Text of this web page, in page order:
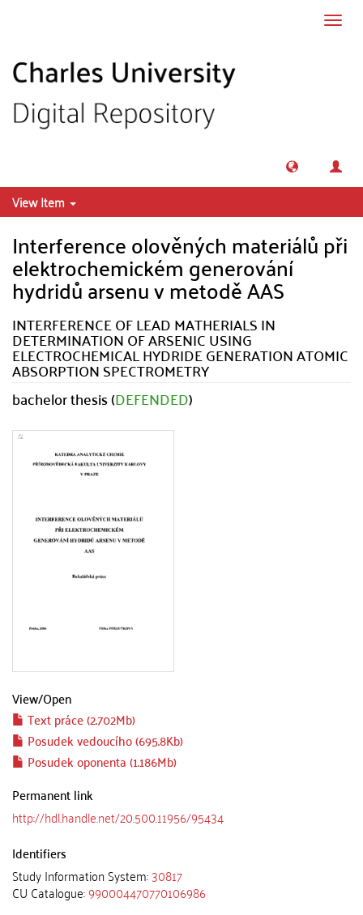
View Item
Interference olověných materiálů při
elektrochemickém generování
hydridů arsenu v metodě AAS
INTERFERENCE OF LEAD MATHERIALS IN
DETERMINATION OF ARSENIC USING
ELECTROCHEMICAL HYDRIDE GENERATION ATOMIC
ABSORPTION SPECTROMETRY
bachelor thesis (DEFENDED)
View/Open
Text práce (2.702Mb)
Posudek vedoucího (695.8Kb)
Posudek oponenta (1.186Mb)
Permanent link
http://hdl.handle.net/20.500.11956/95434
Identifiers
Study Information System:30817
CU Catalogue:990004470770106986